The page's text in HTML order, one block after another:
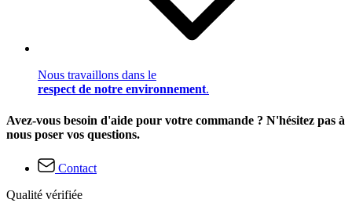
Nous travaillons dans le
respect de notre environnement.
Avez-vous besoin d'aide pour votre commande ? N'hésitez pas à
nous poser vos questions.
Contact
Qualité vérifiée